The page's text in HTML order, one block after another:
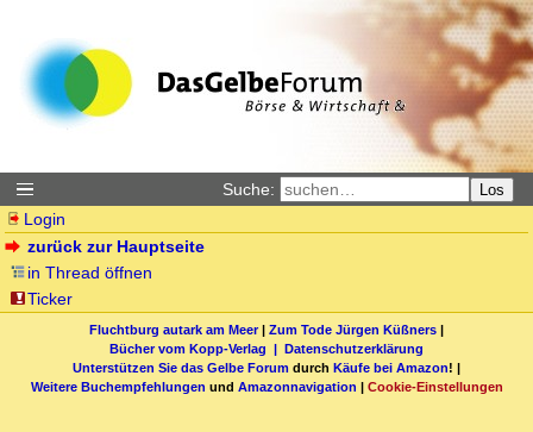
Suche: Los
Login
zurück zur Hauptseite
in Thread öffnen
Ticker
Fluchtburg autark am Meer| Zum Tode Jürgen Küßners |
Bücher vom Kopp-Verlag | Datenschutzerklärung
Unterstützen Sie das Gelbe Forum durch Käufe bei Amazon! |
Weitere Buchempfehlungen und Amazonnavigation | Cookie-Einstellungen